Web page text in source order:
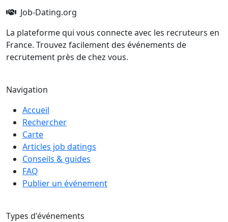
Job-Dating.org
La plateforme qui vous connecte avec les recruteurs en
France. Trouvez facilement des événements de
recrutement près de chez vous.
Navigation
Accueil
Rechercher
Carte
Articles job datings
Conseils & guides
FAQ
Publier un événement
Types d'événements